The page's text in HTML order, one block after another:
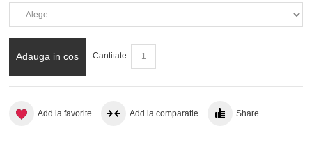
Adauga in cos Cantitate:
Add la favorite Add la comparatie Share